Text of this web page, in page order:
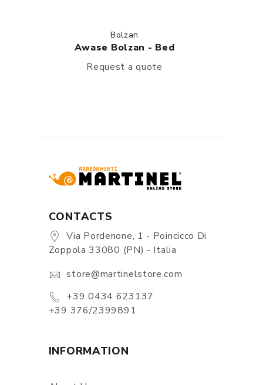
Bolzan
Awase Bolzan - Bed
Request a quote
CONTACTS
Via Pordenone, 1 - Poincicco Di
Zoppola 33080 (PN) - Italia
store@martinelstore.com
+39 0434 623137
+39 376/2399891
INFORMATION